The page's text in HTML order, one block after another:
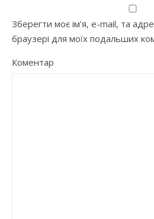
Зберегти моє ім'я, e-mail, та
браузері для моїх подальших
Коментар